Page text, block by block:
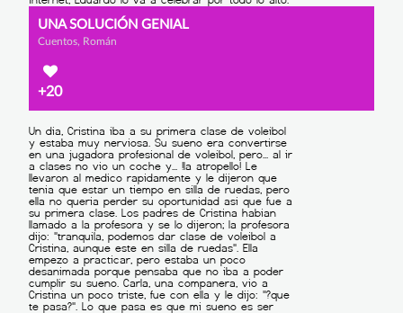
UNA SOLUCIÓN GENIAL
Cuentos, Román
+20